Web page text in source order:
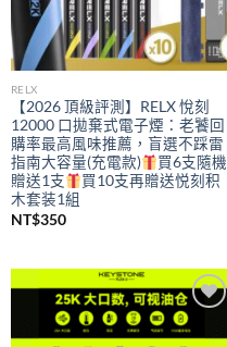
RELX
【2026 頂級評測】RELX 悅刻
12000 口拋棄式電子煙：老饕回
購率最高風味推薦，盲選不踩雷
指南大容量(充電款)
買6支隨機
贈送1支
買10支再贈送悦刻积
木套装1組
NT$350
Add to
wishlist